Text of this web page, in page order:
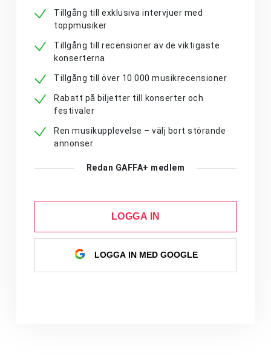
Tillgång till exklusiva intervjuer med
toppmusiker
Tillgång till recensioner av de viktigaste
konserterna
Tillgång till över 10 000 musikrecensioner
Rabatt på biljetter till konserter och
festivaler
Ren musikupplevelse – välj bort störande
annonser
Redan GAFFA+ medlem
LOGGA IN
LOGGA IN MED GOOGLE